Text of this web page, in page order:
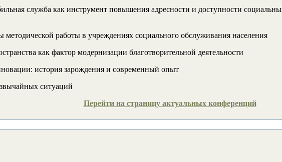
служба как инструмент повышения адресности и доступности
работы в учреждениях социального обслуживания населения
как фактор модернизации благотворительной деятельности
история зарождения и современный опыт
ситуаций
Перейти на страницу актуальных конференций